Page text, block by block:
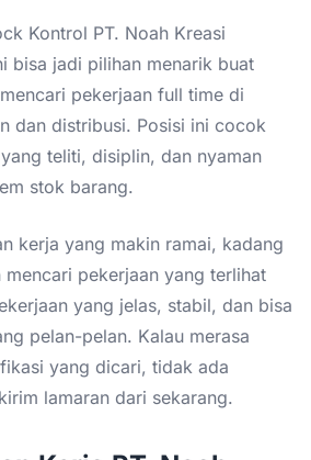
Kontrol PT. Noah Kreasi
bisa jadi pilihan menarik buat
pekerjaan full time di
dan distribusi. Posisi ini cocok
teliti, disiplin, dan nyaman
stok barang.
kerja yang makin ramai, kadang
pekerjaan yang terlihat
yang jelas, stabil, dan bisa
pelan-pelan. Kalau merasa
yang dicari, tidak ada
lamaran dari sekarang.